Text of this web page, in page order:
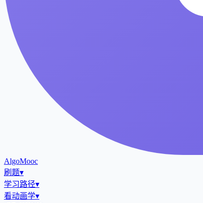
AlgoMooc
刷题▾
学习路径▾
看动画学▾